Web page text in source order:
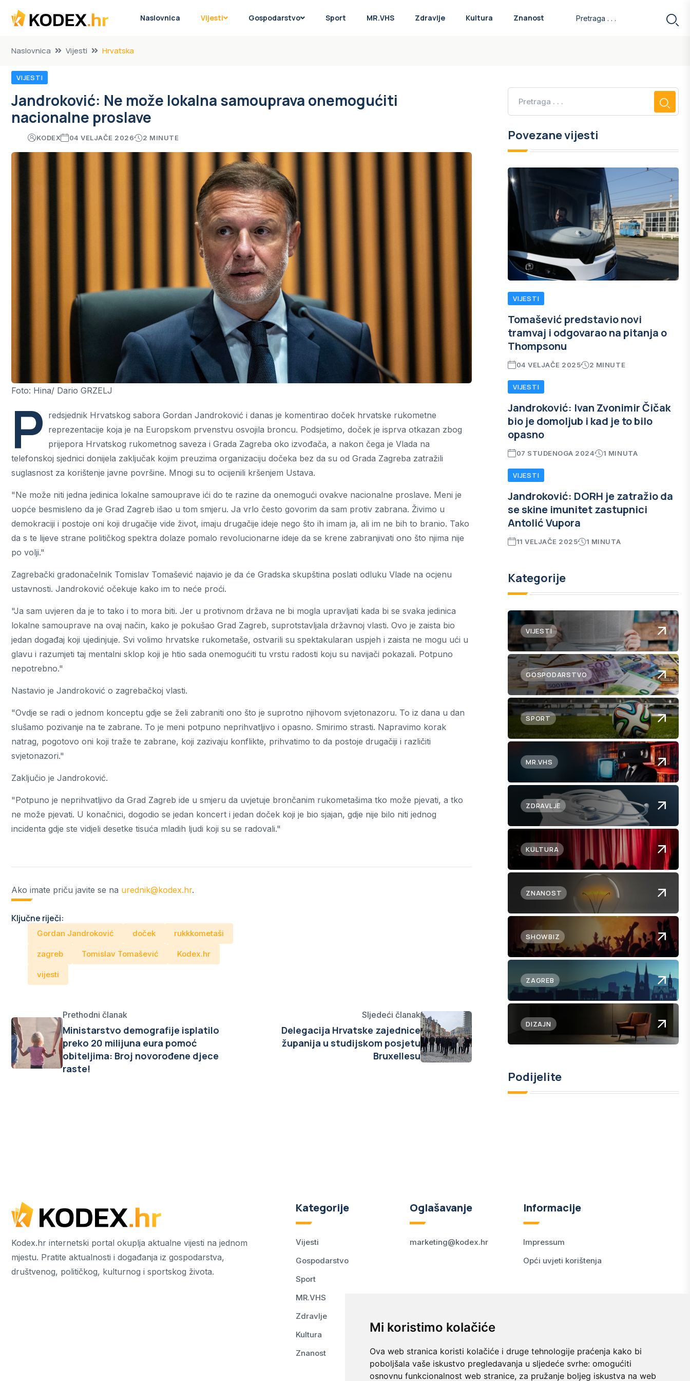
Mi koristimo kolačiće
Ova web stranica koristi kolačiće i druge tehnologije praćenja kako bi
poboljšala vaše iskustvo pregledavanja u sljedeće svrhe: omogućiti
osnovnu funkcionalnost web stranice, za pružanje boljeg iskustva na web
Naslovnica Vijesti Gospodarstvo Sport MR.VHS Zdravlje Kultura Znanost
Naslovnica Vijesti Hrvatska
VIJESTI
Jandroković: Ne može lokalna samouprava onemogućiti
nacionalne proslave
KODEX 04 VELJAČE 2026 2 MINUTE
Foto: Hina/ Dario GRZELJ
P redsjednik Hrvatskog sabora Gordan Jandroković i danas je komentirao doček hrvatske rukometne
reprezentacije koja je na Europskom prvenstvu osvojila broncu. Podsjetimo, doček je isprva otkazan zbog
prijepora Hrvatskog rukometnog saveza i Grada Zagreba oko izvođača, a nakon čega je Vlada na
telefonskoj sjednici donijela zaključak kojim preuzima organizaciju dočeka bez da su od Grada Zagreba zatražili
suglasnost za korištenje javne površine. Mnogi su to ocijenili kršenjem Ustava.
"Ne može niti jedna jedinica lokalne samouprave ići do te razine da onemogući ovakve nacionalne proslave. Meni je
uopće besmisleno da je Grad Zagreb išao u tom smjeru. Ja vrlo često govorim da sam protiv zabrana. Živimo u
demokraciji i postoje oni koji drugačije vide život, imaju drugačije ideje nego što ih imam ja, ali im ne bih to branio. Tako
da s te lijeve strane političkog spektra dolaze pomalo revolucionarne ideje da se krene zabranjivati ono što njima nije
po volji."
Zagrebački gradonačelnik Tomislav Tomašević najavio je da će Gradska skupština poslati odluku Vlade na ocjenu
ustavnosti. Jandroković očekuje kako im to neće proći.
"Ja sam uvjeren da je to tako i to mora biti. Jer u protivnom država ne bi mogla upravljati kada bi se svaka jedinica
lokalne samouprave na ovaj način, kako je pokušao Grad Zagreb, suprotstavljala državnoj vlasti. Ovo je zaista bio
jedan događaj koji ujedinjuje. Svi volimo hrvatske rukometaše, ostvarili su spektakularan uspjeh i zaista ne mogu ući u
glavu i razumjeti taj mentalni sklop koji je htio sada onemogućiti tu vrstu radosti koju su navijači pokazali. Potpuno
nepotrebno."
Nastavio je Jandroković o zagrebačkoj vlasti.
"Ovdje se radi o jednom konceptu gdje se želi zabraniti ono što je suprotno njihovom svjetonazoru. To iz dana u dan
slušamo pozivanje na te zabrane. To je meni potpuno neprihvatljivo i opasno. Smirimo strasti. Napravimo korak
natrag, pogotovo oni koji traže te zabrane, koji zazivaju konflikte, prihvatimo to da postoje drugačiji i različiti
svjetonazori."
Zaključio je Jandroković.
"Potpuno je neprihvatljivo da Grad Zagreb ide u smjeru da uvjetuje brončanim rukometašima tko može pjevati, a tko
ne može pjevati. U konačnici, dogodio se jedan koncert i jedan doček koji je bio sjajan, gdje nije bilo niti jednog
incidenta gdje ste vidjeli desetke tisuća mladih ljudi koji su se radovali."
Ako imate priču javite se na urednik@kodex.hr.
Ključne riječi:
Gordan Jandroković doček rukkkometaši
zagreb Tomislav Tomašević Kodex.hr
vijesti
Prethodni članak
Ministarstvo demografije isplatilo
preko 20 milijuna eura pomoć
obiteljima: Broj novorođene djece
raste!
Sljedeći članak
Delegacija Hrvatske zajednice
županija u studijskom posjetu
Bruxellesu
Povezane vijesti
VIJESTI
Tomašević predstavio novi
tramvaj i odgovarao na pitanja o
Thompsonu
04 VELJAČE 2025 2 MINUTE
VIJESTI
Jandroković: Ivan Zvonimir Čičak
bio je domoljub i kad je to bilo
opasno
07 STUDENOGA 2024 1 MINUTA
VIJESTI
Jandroković: DORH je zatražio da
se skine imunitet zastupnici
Antolić Vupora
11 VELJAČE 2025 1 MINUTA
Kategorije
VIJESTI
GOSPODARSTVO
SPORT
MR.VHS
ZDRAVLJE
KULTURA
ZNANOST
SHOWBIZ
ZAGREB
DIZAJN
Podijelite
Kodex.hr internetski portal okuplja aktualne vijesti na jednom
mjestu. Pratite aktualnosti i događanja iz gospodarstva,
društvenog, političkog, kulturnog i sportskog života.
Kategorije
Vijesti
Gospodarstvo
Sport
MR.VHS
Zdravlje
Kultura
Znanost
Oglašavanje
marketing@kodex.hr
Informacije
Impressum
Opći uvjeti korištenja